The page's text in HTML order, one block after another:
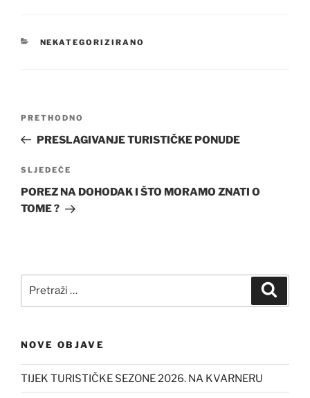
KATEGORIJE
NEKATEGORIZIRANO
Prethodna
objava
PRETHODNO
PRESLAGIVANJE TURISTIČKE PONUDE
Sljedeća
objava
SLJEDEĆE
POREZ NA DOHODAK I ŠTO MORAMO ZNATI O
TOME ?
NOVE OBJAVE
TIJEK TURISTIČKE SEZONE 2026. NA KVARNERU